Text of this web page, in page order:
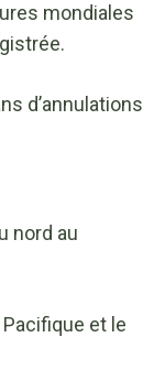
mondiales
d’annulations
nord au
et le